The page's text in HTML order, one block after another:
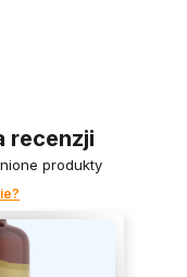
recenzji
produkty